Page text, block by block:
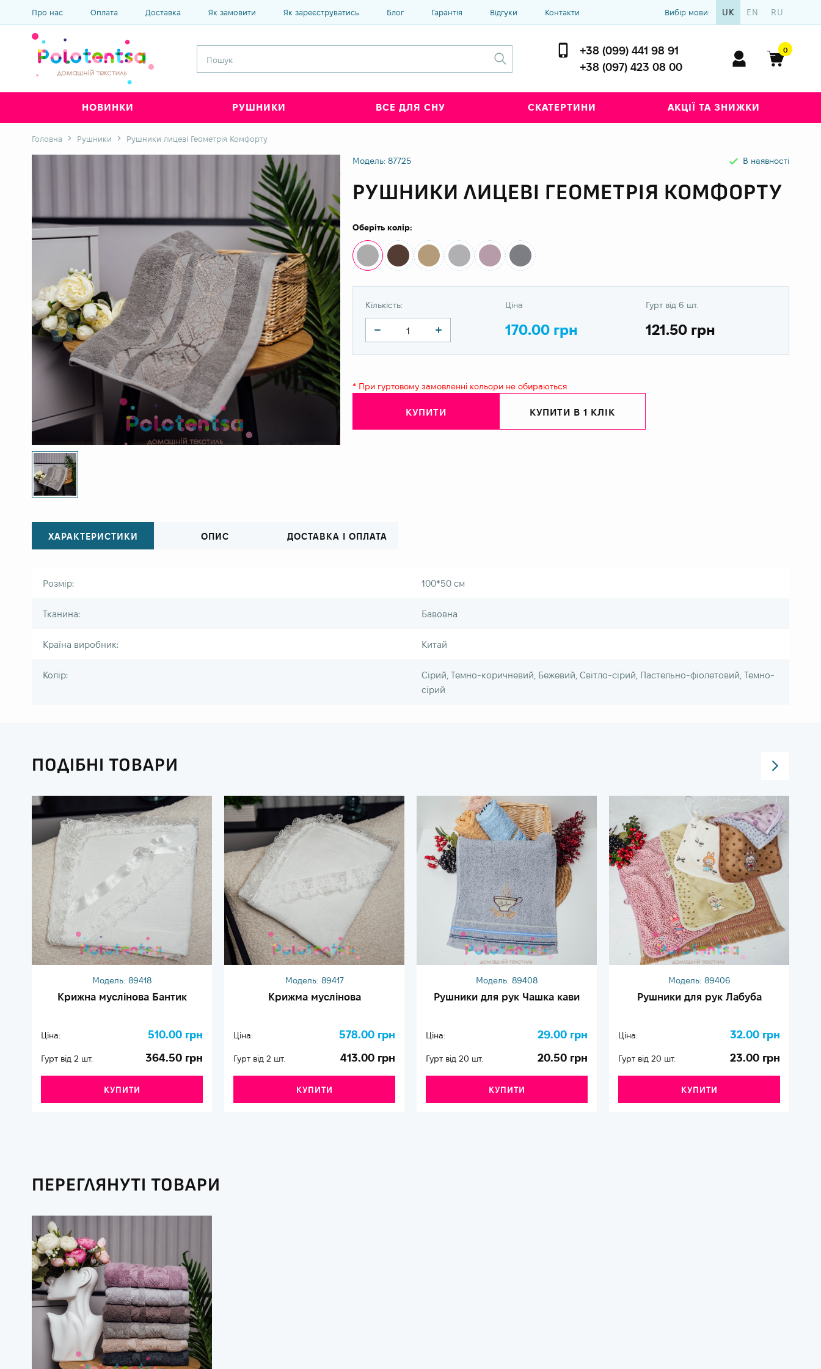
Про нас Оплата Доставка Як замовити Як зареєструватись Блог Гарантія Відгуки Контакти Вибір мови: UK EN RU
+38 (099) 441 98 91
+38 (097) 423 08 00
0
НОВИНКИ РУШНИКИ ВСЕ ДЛЯ СНУ СКАТЕРТИНИ АКЦІЇ ТА ЗНИЖКИ
Головна Рушники Рушники лицеві Геометрія Комфорту
Модель: 87725 В наявності
РУШНИКИ ЛИЦЕВІ ГЕОМЕТРІЯ КОМФОРТУ
Оберіть колір:
Кількість: Ціна
170.00 грн
Гурт від 6 шт.
121.50 грн
* При гуртовому замовленні кольори не обираються
КУПИТИ КУПИТИ В 1 КЛІК
ХАРАКТЕРИСТИКИ ОПИС ДОСТАВКА І ОПЛАТА
Розмір: 100*50 см
Тканина: Бавовна
Країна виробник: Китай
Колір:
Сірий, Темно-коричневий, Бежевий, Світло-сірий, Пастельно-фіолетовий, Темно-
сірий
ПОДІБНІ ТОВАРИ
Модель: 89418
Крижна муслінова Бантик
Ціна: 510.00 грн
Гурт від 2 шт. 364.50 грн
КУПИТИ
Модель: 89417
Крижма муслінова
Ціна: 578.00 грн
Гурт від 2 шт. 413.00 грн
КУПИТИ
Модель: 89408
Рушники для рук Чашка кави
Ціна: 29.00 грн
Гурт від 20 шт. 20.50 грн
КУПИТИ
Модель: 89406
Рушники для рук Лабуба
Ціна: 32.00 грн
Гурт від 20 шт. 23.00 грн
КУПИТИ
ПЕРЕГЛЯНУТІ ТОВАРИ